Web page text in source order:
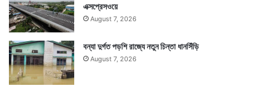
এক্সপ্রেসওয়ে
August 7, 2026
বন্যা দুর্গত পড়শি রাজ্যে নতুন চিন্তা ধানসিঁড়ি
August 7, 2026